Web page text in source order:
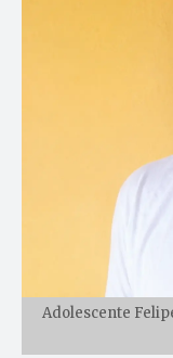
Adolescente